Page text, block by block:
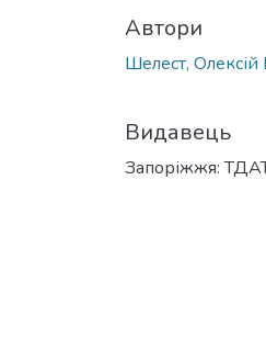
Автори
Шелест, Олексій
Видавець
Запоріжжя: